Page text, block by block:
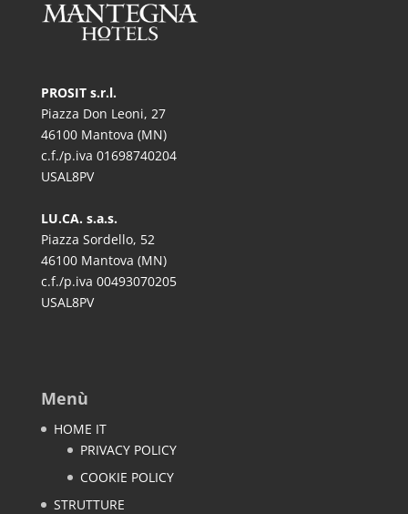
PROSIT s.r.l.
Piazza Don Leoni, 27
46100 Mantova (MN)
c.f./p.iva 01698740204
USAL8PV
LU.CA. s.a.s.
Piazza Sordello, 52
46100 Mantova (MN)
c.f./p.iva 00493070205
USAL8PV
Menù
HOME IT
PRIVACY POLICY
COOKIE POLICY
STRUTTURE